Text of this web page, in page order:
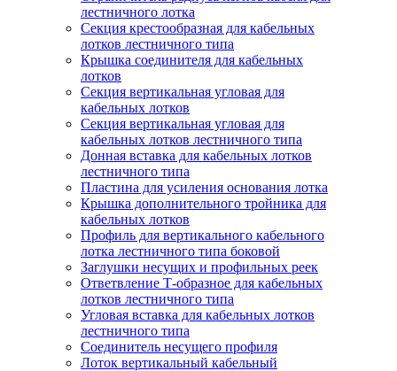
лестничного лотка
Секция крестообразная для кабельных
лотков лестничного типа
Крышка соединителя для кабельных
лотков
Секция вертикальная угловая для
кабельных лотков
Секция вертикальная угловая для
кабельных лотков лестничного типа
Донная вставка для кабельных лотков
лестничного типа
Пластина для усиления основания лотка
Крышка дополнительного тройника для
кабельных лотков
Профиль для вертикального кабельного
лотка лестничного типа боковой
Заглушки несущих и профильных реек
Ответвление Т-образное для кабельных
лотков лестничного типа
Угловая вставка для кабельных лотков
лестничного типа
Соединитель несущего профиля
Лоток вертикальный кабельный